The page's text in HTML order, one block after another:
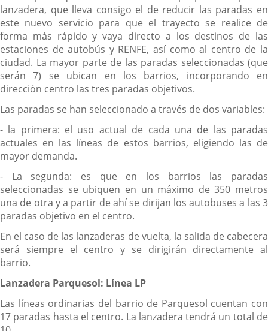
lanzadera, que lleva consigo el de reducir las paradas en
este nuevo servicio para que el trayecto se realice de
forma más rápido y vaya directo a los destinos de las
estaciones de autobús y RENFE, así como al centro de la
ciudad. La mayor parte de las paradas seleccionadas (que
serán 7) se ubican en los barrios, incorporando en
dirección centro las tres paradas objetivos.
Las paradas se han seleccionado a través de dos variables:
- la primera: el uso actual de cada una de las paradas
actuales en las líneas de estos barrios, eligiendo las de
mayor demanda.
- La segunda: es que en los barrios las paradas
seleccionadas se ubiquen en un máximo de 350 metros
una de otra y a partir de ahí se dirijan los autobuses a las 3
paradas objetivo en el centro.
En el caso de las lanzaderas de vuelta, la salida de cabecera
será siempre el centro y se dirigirán directamente al
barrio.
Lanzadera Parquesol: Línea LP
Las líneas ordinarias del barrio de Parquesol cuentan con
17 paradas hasta el centro. La lanzadera tendrá un total de